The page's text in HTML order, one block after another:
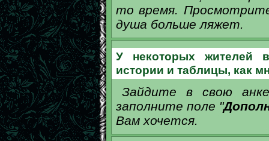
то время.
душа больше ляжет.
У некоторых жителей
истории и таблицы, как
Зайдите в свою
заполните поле "
Вам хочется.